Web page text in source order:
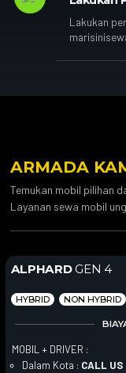
Lakukan
ARMADA
Temukan mobil pilihan
Layanan sewa mobil
ALPHARDGEN 4
HYBRID NON HYBRID
MOBIL + DRIVER :
Dalam Kota : CALL US